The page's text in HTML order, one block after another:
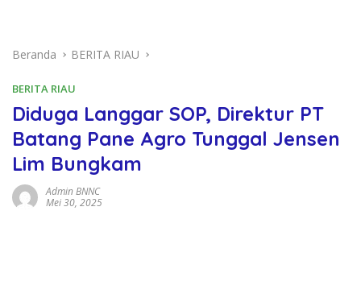
Beranda BERITA RIAU
BERITA RIAU
Diduga Langgar SOP, Direktur PT
Batang Pane Agro Tunggal Jensen
Lim Bungkam
Admin BNNC
Mei 30, 2025